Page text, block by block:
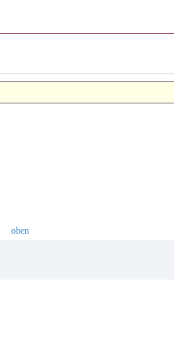
oben